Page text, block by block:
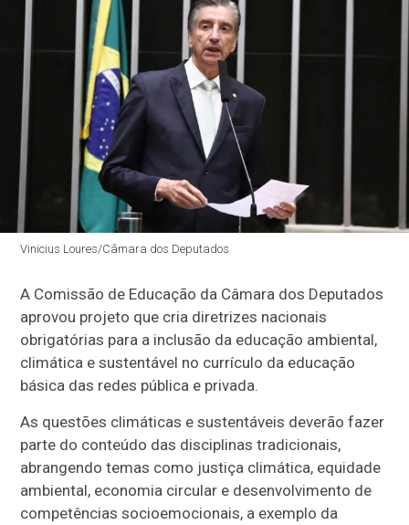
Vinicius Loures/Câmara dos Deputados
A Comissão de Educação da Câmara dos Deputados
aprovou projeto que cria diretrizes nacionais
obrigatórias para a inclusão da educação ambiental,
climática e sustentável no currículo da educação
básica das redes pública e privada.
As questões climáticas e sustentáveis deverão fazer
parte do conteúdo das disciplinas tradicionais,
abrangendo temas como justiça climática, equidade
ambiental, economia circular e desenvolvimento de
competências socioemocionais, a exemplo da